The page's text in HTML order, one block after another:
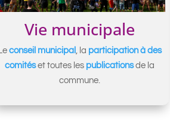
Vie municipale
conseil municipal , la participation à des
comitéset toutes les publicationsde la
commune.